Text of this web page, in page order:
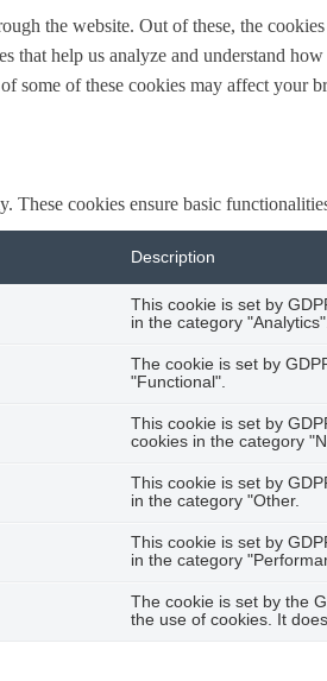
the website. Out of these, the
that help us analyze and understand
some of these cookies may affect your
cookies ensure basic
Description
This cookie is set by
in the category "Analytics".
The cookie is set by
"Functional".
This cookie is set by
cookies in the category
This cookie is set by
in the category "Other.
This cookie is set by
in the category
The cookie is set by the
the use of cookies. It